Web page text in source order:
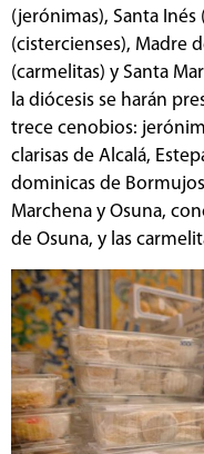
(jerónimas), Santa Inés
(cistercienses), Madre
(carmelitas) y Santa
la diócesis se harán
trece cenobios:
clarisas de Alcalá,
dominicas de
Marchena y Osuna,
de Osuna, y las